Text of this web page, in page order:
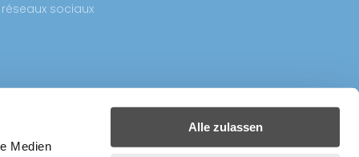
Medien
Alle zulassen
sociaux